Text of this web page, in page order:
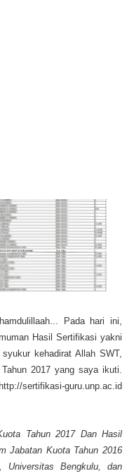
Pada hari ini,
Hasil Sertifikasi yakni
kehadirat Allah SWT,
2017 yang saya ikuti.
sertifikasi-guru.unp.ac.id
Tahun 2017 Dan Hasil
Jabatan Kuota Tahun 2016
Universitas Bengkulu, dan